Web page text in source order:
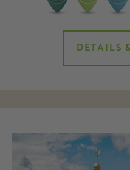
DETAILS